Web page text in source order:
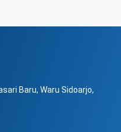
Baru, Waru Sidoarjo,